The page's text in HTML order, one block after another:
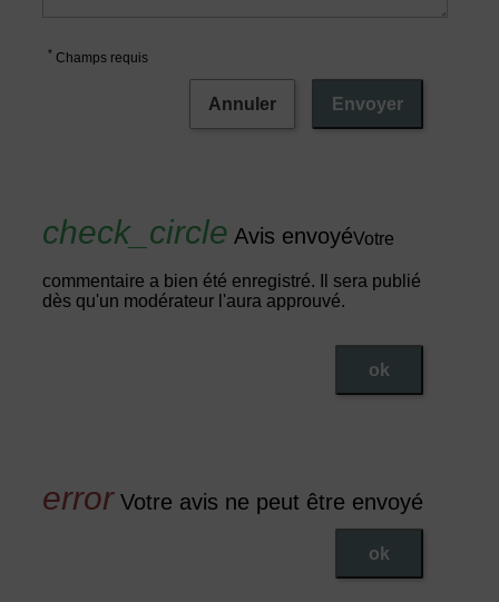
* Champs requis
Annuler Envoyer
Avis envoyéVotre
commentaire a bien été enregistré. Il sera publié
dès qu'un modérateur l'aura approuvé.
ok
Votre avis ne peut être envoyé
ok